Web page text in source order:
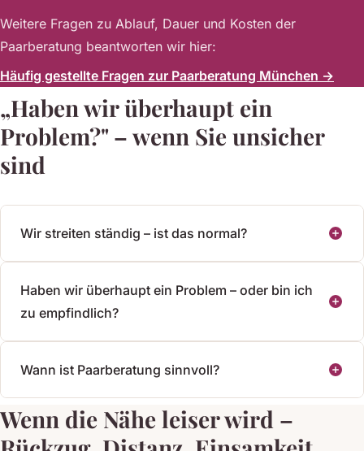
Weitere Fragen zu Ablauf, Dauer und Kosten der
Paarberatung beantworten wir hier:
Häufig gestellte Fragen zur Paarberatung München →
„Haben wir überhaupt ein
Problem?" – wenn Sie unsicher
sind
Wir streiten ständig – ist das normal?
Haben wir überhaupt ein Problem – oder bin ich
zu empfindlich?
Wann ist Paarberatung sinnvoll?
Wenn die Nähe leiser wird –